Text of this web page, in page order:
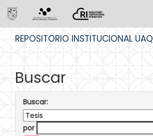
REPOSITORIO INSTITUCIONAL UAQ
Buscar
Buscar:
por